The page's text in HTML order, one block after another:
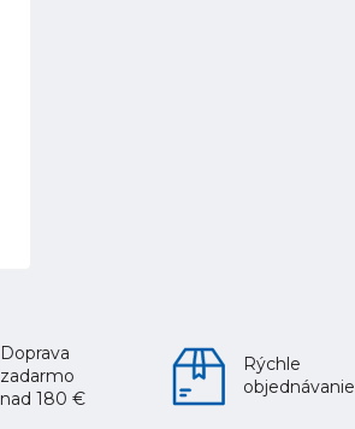
Doprava
zadarmo
nad 180 €
Rýchle
objednávanie